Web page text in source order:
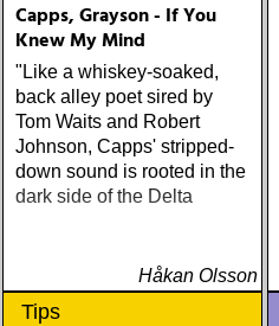
Capps, Grayson - If You
Knew My Mind
"Like a whiskey-soaked,
back alley poet sired by
Tom Waits and Robert
Johnson, Capps' stripped-
down sound is rooted in the
dark side of the Delta
Håkan Olsson
Tips